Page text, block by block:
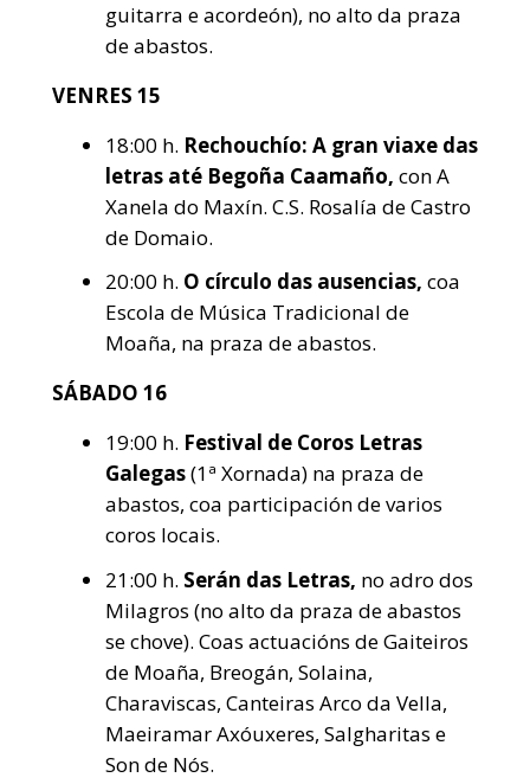
guitarra e acordeón), no alto da praza
de abastos.
VENRES 15
18:00 h. Rechouchío: A gran viaxe das
letras até Begoña Caamaño, con A
Xanela do Maxín. C.S. Rosalía de Castro
de Domaio.
20:00 h. O círculo das ausencias, coa
Escola de Música Tradicional de
Moaña, na praza de abastos.
SÁBADO 16
19:00 h. Festival de Coros Letras
Galegas(1ª Xornada) na praza de
abastos, coa participación de varios
coros locais.
21:00 h. Serán das Letras, no adro dos
Milagros (no alto da praza de abastos
se chove). Coas actuacións de Gaiteiros
de Moaña, Breogán, Solaina,
Charaviscas, Canteiras Arco da Vella,
Maeiramar Axóuxeres, Salgharitas e
Son de Nós.